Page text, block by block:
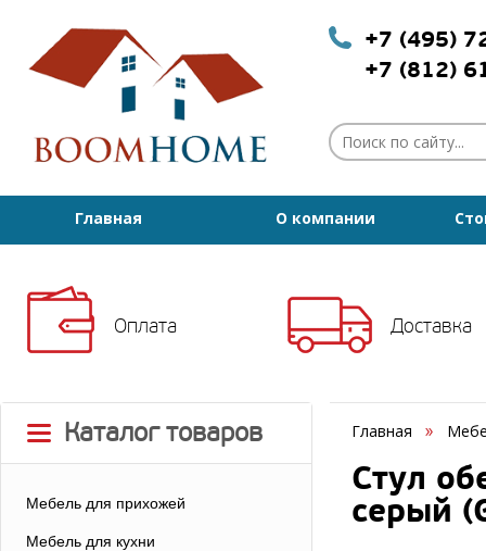
+7 (495)
+7 (812)
Главная О компании
Оплата Доставка
Каталог товаров
Мебель для прихожей
Мебель для кухни
Главная
Стул
серый